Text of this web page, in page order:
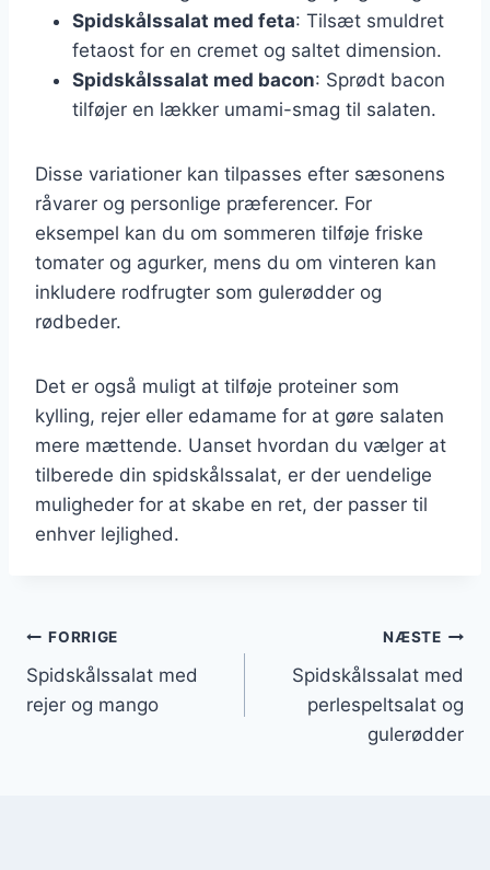
Spidskålssalat med feta: Tilsæt smuldret
fetaost for en cremet og saltet dimension.
Spidskålssalat med bacon: Sprødt bacon
tilføjer en lækker umami-smag til salaten.
Disse variationer kan tilpasses efter sæsonens
råvarer og personlige præferencer. For
eksempel kan du om sommeren tilføje friske
tomater og agurker, mens du om vinteren kan
inkludere rodfrugter som gulerødder og
rødbeder.
Det er også muligt at tilføje proteiner som
kylling, rejer eller edamame for at gøre salaten
mere mættende. Uanset hvordan du vælger at
tilberede din spidskålssalat, er der uendelige
muligheder for at skabe en ret, der passer til
enhver lejlighed.
Indlægsnavigation
FORRIGE
Spidskålssalat med
rejer og mango
NÆSTE
Spidskålssalat med
perlespeltsalat og
gulerødder